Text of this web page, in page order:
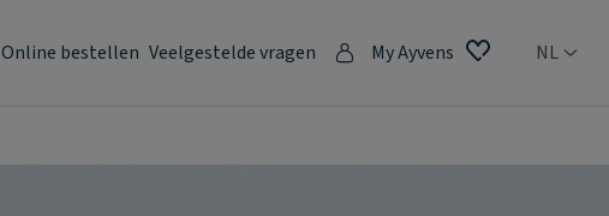
Online bestellen Veelgestelde vragen My Ayvens NL